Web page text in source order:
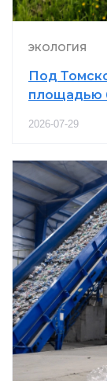
ЭКОЛОГИЯ
Под
площадью
2026-07-29